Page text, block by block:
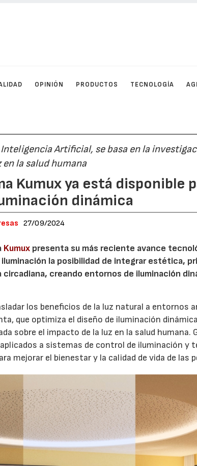
OPINIÓN PRODUCTOS TECNOLOGÍA
Artificial, se basa en la
la salud humana
Kumux ya está disponible
dinámica
27/09/2024
Kumux presenta su más reciente avance
iluminación la posibilidad de integrar estética,
circadiana, creando entornos de iluminación
los beneficios de la luz natural a entornos
que optimiza el diseño de iluminación
sobre el impacto de la luz en la salud humana.
a sistemas de control de iluminación y
mejorar el bienestar y la calidad de vida de las